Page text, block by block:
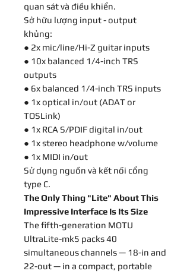
quan sát và điều khiển.
Sở hữu lượng input - output
khủng:
● 2x mic/line/Hi-Z guitar inputs
● 10x balanced 1/4-inch TRS
outputs
● 6x balanced 1/4-inch TRS inputs
● 1x optical in/out (ADAT or
TOSLink)
● 1x RCA S/PDIF digital in/out
● 1x stereo headphone w/volume
● 1x MIDI in/out
Sử dụng nguồn và kết nối cổng
type C.
The Only Thing "Lite" About This
Impressive Interface Is Its Size
The fifth-generation MOTU
UltraLite-mk5 packs 40
simultaneous channels — 18-in and
22-out — in a compact, portable